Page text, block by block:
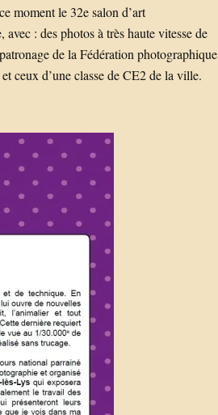
moment le 32e salon d’art
: des photos à très haute vitesse de
de la Fédération photographique
ceux d’une classe de CE2 de la ville.